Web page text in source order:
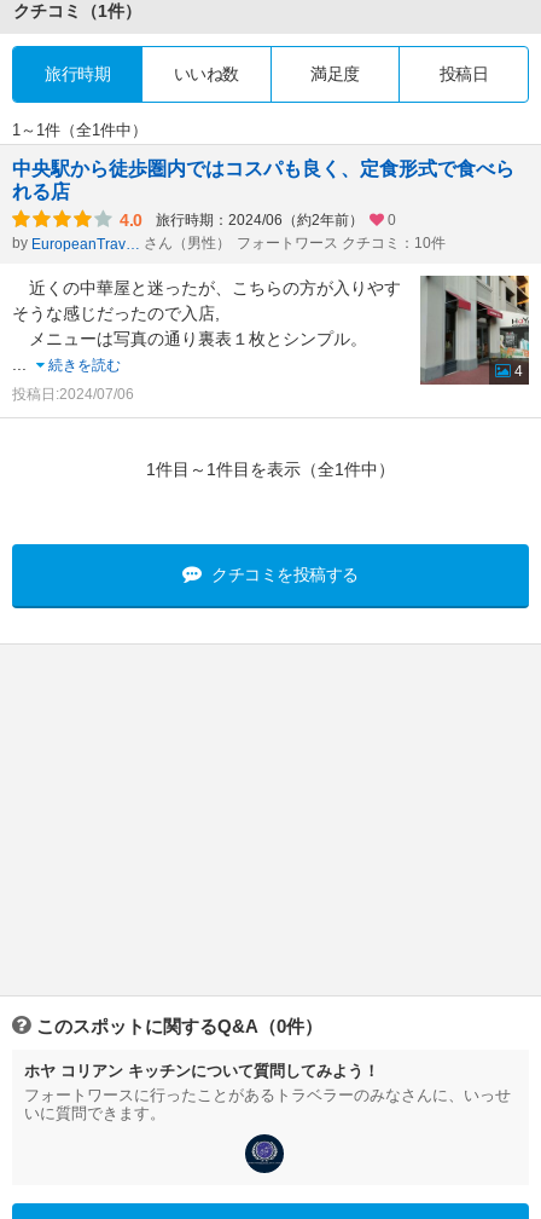
クチコミ （1件）
旅行時期 いいね数 満足度 投稿日
1～1件（全1件中）
中央駅から徒歩圏内ではコスパも良く、定食形式で食べら
れる店
4.0 旅行時期：2024/06（約2年前）
0
by
EuropeanTraveler さん（男性） フォートワース クチコミ：10件
近くの中華屋と迷ったが、こちらの方が入りやす
そうな感じだったので入店,
メニューは写真の通り裏表１枚とシンプル。
...
続きを読む
投稿日:2024/07/06
4
1件目～1件目を表示（全1件中）
クチコミを投稿する
このスポットに関するQ&A（0件）
ホヤ コリアン キッチンについて質問してみよう！
フォートワースに行ったことがあるトラベラーのみなさんに、いっせ
いに質問できます。